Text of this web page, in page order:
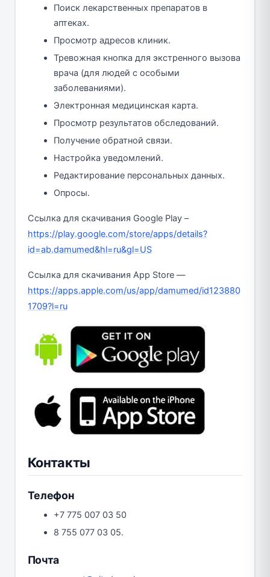
Поиск лекарственных препаратов в
аптеках.
Просмотр адресов клиник.
Тревожная кнопка для экстренного вызова
врача (для людей с особыми
заболеваниями).
Электронная медицинская карта.
Просмотр результатов обследований.
Получение обратной связи.
Настройка уведомлений.
Редактирование персональных данных.
Опросы.
Ссылка для скачивания Google Play –
https://play.google.com/store/apps/details?
id=ab.damumed&hl=ru&gl=US
Ссылка для скачивания App Store —
https://apps.apple.com/us/app/damumed/id123880
1709?l=ru
Контакты
Телефон
+7 775 007 03 50
8 755 077 03 05.
Почта